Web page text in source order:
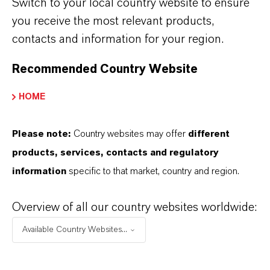
befallen die inneren Organe von Nutztieren und
Geflügel und wirken sich nachteilig negativ auf
die Gesundheit und die Produktionsleistung
aus. Zu diesen Auswirkungen gehören: längere
zwischen Futter und Gewichtszunahme, ein
Produktionszyklus, ein höherer Einsatz von
Antibiotika zur Bekämpfung von
Krankheitserregern und zwangsläufig eine
der Wirkstoff der Wahl für Desinfektionsmittel,
die darauf abzielen, Kokzidien-Oozysten zu
Switch to your local country website to ensure
you receive the most relevant products,
contacts and information for your region.
Recommended Country Website
HOME
Please note: Country websites may offer different
products, services, contacts and regulatory
information specific to that market, country and region.
Overview of all our country websites worldwide:
Available Country Websites...